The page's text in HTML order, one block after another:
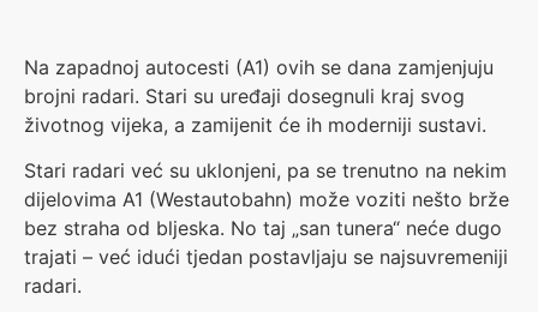
Na zapadnoj autocesti (A1) ovih se dana zamjenjuju
brojni radari. Stari su uređaji dosegnuli kraj svog
životnog vijeka, a zamijenit će ih moderniji sustavi.
Stari radari već su uklonjeni, pa se trenutno na nekim
dijelovima A1 (Westautobahn) može voziti nešto brže
bez straha od bljeska. No taj „san tunera“ neće dugo
trajati – već idući tjedan postavljaju se najsuvremeniji
radari.